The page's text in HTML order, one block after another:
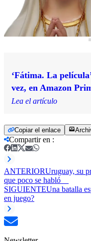
‘Fátima. La
vez, en Amazon
Lea el artículo
Copiar el enlace
Compartir en :
ANTERIORUruguay, su
que poco se habló
SIGUIENTEUna batalla
en juego?